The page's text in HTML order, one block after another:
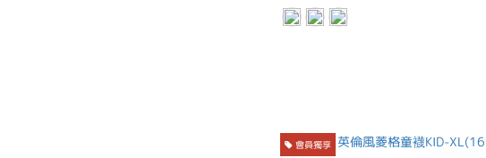
會員獨享